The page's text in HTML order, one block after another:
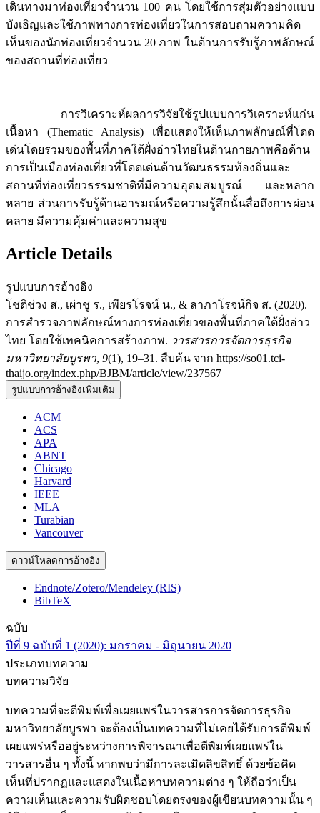
เดินทางมาท่องเที่ยวจำนวน 100 คน โดยใช้การสุ่มตัวอย่างแบบ
บังเอิญและใช้ภาพทางการท่องเที่ยวในการสอบถามความคิด
เห็นของนักท่องเที่ยวจำนวน 20 ภาพ ในด้านการรับรู้ภาพลักษณ์
ของสถานที่ท่องเที่ยว
การวิเคราะห์ผลการวิจัยใช้รูปแบบการวิเคราะห์แก่น
เนื้อหา (Thematic Analysis) เพื่อแสดงให้เห็นภาพลักษณ์ที่โดด
เด่นโดยรวมของพื้นที่ภาคใต้ฝั่งอ่าวไทยในด้านกายภาพคือด้าน
การเป็นเมืองท่องเที่ยวที่โดดเด่นด้านวัฒนธรรมท้องถิ่นและ
สถานที่ท่องเที่ยวธรรมชาติที่มีความอุดมสมบูรณ์ และหลาก
หลาย ส่วนการรับรู้ด้านอารมณ์หรือความรู้สึกนั้นสื่อถึงการผ่อน
คลาย มีความคุ้มค่าและความสุข
Article Details
รูปแบบการอ้างอิง
โชติช่วง ส., เผ่าชู ร., เพียรโรจน์ น., & ลาภาโรจน์กิจ ส. (2020).
การสำรวจภาพลักษณ์ทางการท่องเที่ยวของพื้นที่ภาคใต้ฝั่งอ่าว
ไทย โดยใช้เทคนิคการสร้างภาพ. วารสารการจัดการธุรกิจ
มหาวิทยาลัยบูรพา, 9(1), 19–31. สืบค้น จาก https://so01.tci-
thaijo.org/index.php/BJBM/article/view/237567
รูปแบบการอ้างอิงเพิ่มเติม
ACM
ACS
APA
ABNT
Chicago
Harvard
IEEE
MLA
Turabian
Vancouver
ดาวน์โหลดการอ้างอิง
Endnote/Zotero/Mendeley (RIS)
BibTeX
ฉบับ
ปีที่ 9 ฉบับที่ 1 (2020): มกราคม - มิถุนายน 2020
ประเภทบทความ
บทความวิจัย
บทความที่จะตีพิมพ์เพื่อเผยแพร่ในวารสารการจัดการธุรกิจ
มหาวิทยาลัยบูรพา จะต้องเป็นบทความที่ไม่เคยได้รับการตีพิมพ์
เผยแพร่หรืออยู่ระหว่างการพิจารณาเพื่อตีพิมพ์เผยแพร่ใน
วารสารอื่น ๆ ทั้งนี้ หากพบว่ามีการละเมิดลิขสิทธิ์ ด้วยข้อคิด
เห็นที่ปรากฏและแสดงในเนื้อหาบทความต่าง ๆ ให้ถือว่าเป็น
ความเห็นและความรับผิดชอบโดยตรงของผู้เขียนบทความนั้น ๆ